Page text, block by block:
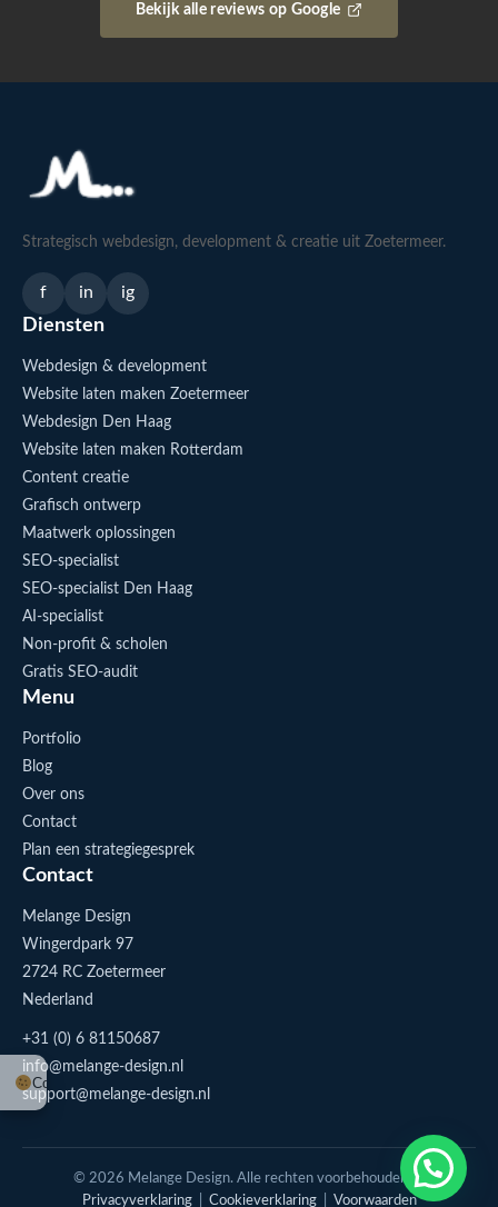
Bekijk alle reviews op Google
Cookie-instellingen
Stuur me een appje
1
Strategisch webdesign, development & creatie uit Zoetermeer.
f in ig
Diensten
Webdesign & development
Website laten maken Zoetermeer
Webdesign Den Haag
Website laten maken Rotterdam
Content creatie
Grafisch ontwerp
Maatwerk oplossingen
SEO-specialist
SEO-specialist Den Haag
AI-specialist
Non-profit & scholen
Gratis SEO-audit
Menu
Portfolio
Blog
Over ons
Contact
Plan een strategiegesprek
Contact
Melange Design
Wingerdpark 97
2724 RC Zoetermeer
Nederland
+31 (0) 6 81150687
info@melange-design.nl
support@melange-design.nl
© 2026 Melange Design. Alle rechten voorbehouden. |
Privacyverklaring| Cookieverklaring| Voorwaarden